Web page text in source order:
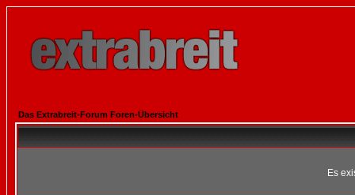
Das Extrabreit-Forum Foren-Übersicht
Es